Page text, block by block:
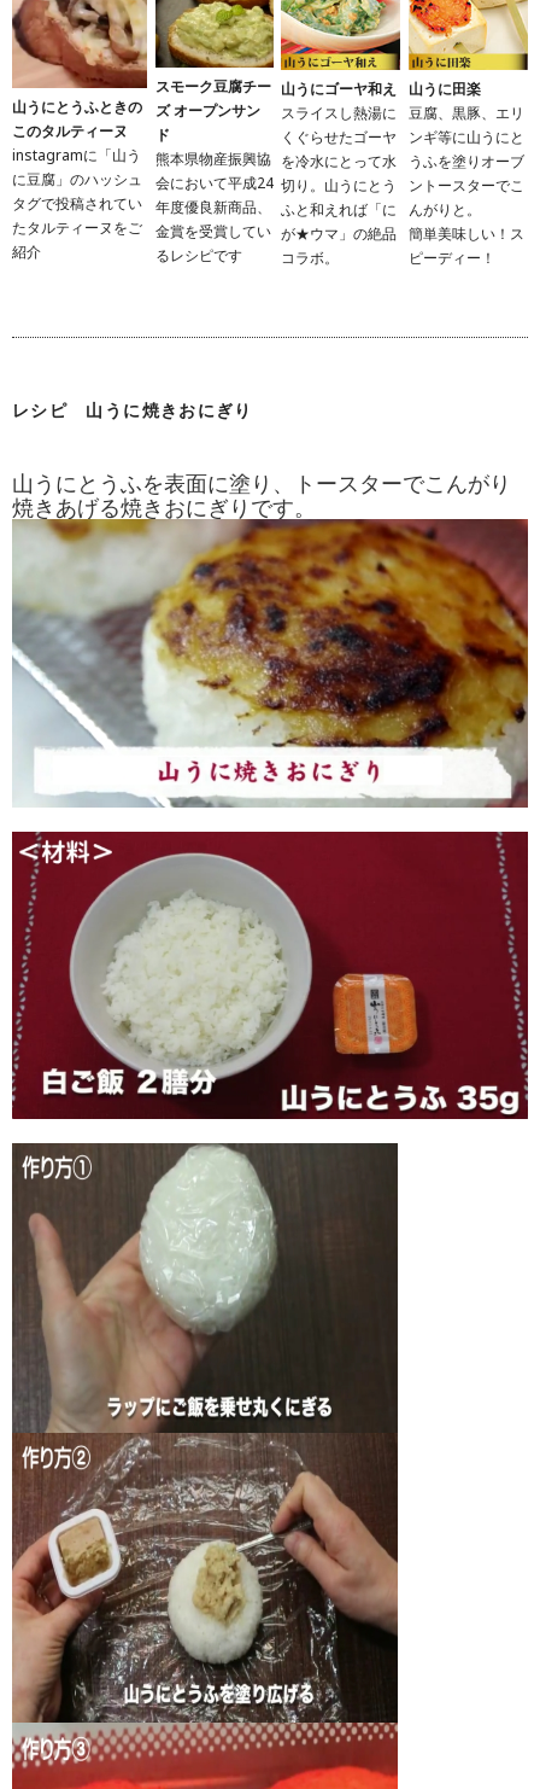
山うにとうふときの
このタルティーヌ
instagramに「山う
に豆腐」のハッシュ
タグで投稿されてい
たタルティーヌをご
紹介
スモーク豆腐チー
ズ オープンサン
ド
熊本県物産振興協
会において平成24
年度優良新商品、
金賞を受賞してい
るレシピです
山うにゴーヤ和え
スライスし熱湯に
くぐらせたゴーヤ
を冷水にとって水
切り。山うにとう
ふと和えれば「に
が★ウマ」の絶品
コラボ。
山うに田楽
豆腐、黒豚、エリ
ンギ等に山うにと
うふを塗りオーブ
ントースターでこ
んがりと。
簡単美味しい！ス
ピーディー！
レシピ 山うに焼きおにぎり
山うにとうふを表面に塗り、トースターでこんがり
焼きあげる焼きおにぎりです。